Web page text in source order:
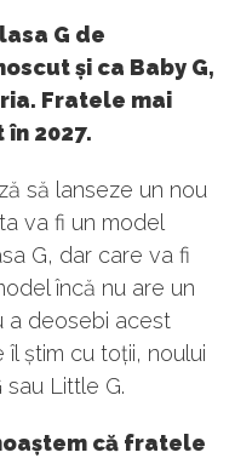
G de
și ca Baby G,
Fratele mai
2027.
să lanseze un nou
va fi un model
G, dar care va fi
încă nu are un
a deosebi acest
știm cu toții, noului
Little G.
că fratele